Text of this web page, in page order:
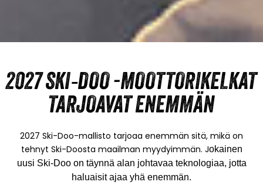
2027 SKI‑DOO -MOOTTORIKELKAT
TARJOAVAT ENEMMÄN
2027 Ski-Doo-mallisto tarjoaa enemmän sitä, mikä on
tehnyt Ski-Doosta maailman myydyimmän. Jokainen
uusi Ski-Doo on täynnä alan johtavaa teknologiaa, jotta
haluaisit ajaa yhä enemmän.